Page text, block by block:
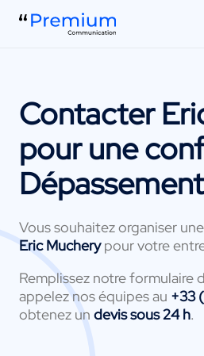
Contacter
pour une
Vous souhaitez organiser
Eric Mucherypour votre
Remplissez notre formulaire
appelez nos équipes au +33
obtenez un devis sous 24 h.